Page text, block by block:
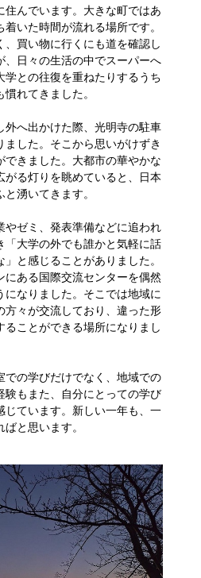
んでいます。大きな町ではあ
いた時間が流れる場所です。
買い物に行くにも道を確認し
、日々の生活の中でスーパーへ
学との往復を重ねたりするうち
れてきました。
外へ出かけた際、光明寺の駐車
した。そこから思いがけずき
きました。大都市の華やかな
る灯りを眺めていると、日本
湧いてきます。
やゼミ、発表準備などに追われ
「大学の外でも誰かと気軽に話
と感じることがありました。
にある国際交流センターを偶然
なりました。そこでは地域に
方々が交流しており、違った形
ことができる場所になりまし
での学びだけでなく、地域での
験もまた、自分にとっての学び
じています。新しい一年も、一
と思います。